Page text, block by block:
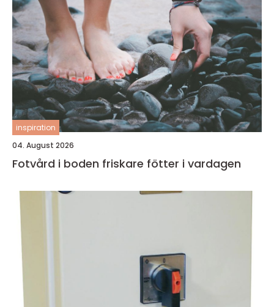
inspiration
04. August 2026
Fotvård i boden friskare fötter i vardagen